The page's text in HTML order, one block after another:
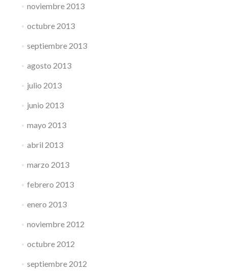
noviembre 2013
octubre 2013
septiembre 2013
agosto 2013
julio 2013
junio 2013
mayo 2013
abril 2013
marzo 2013
febrero 2013
enero 2013
noviembre 2012
octubre 2012
septiembre 2012